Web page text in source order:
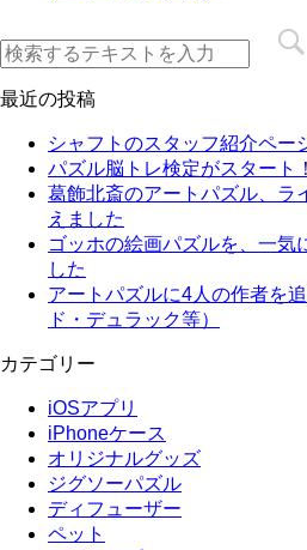
最近の投稿
シャフトのスタッフ紹介ペー
パズル脳トレ検定がスタート！
葛飾北斎のアートパズル、ラ
えました
ゴッホの絵画パズルを、一気
した
アートパズルに4人の作者を
ド・デュラック等）
カテゴリー
iOSアプリ
iPhoneケース
オリジナルグッズ
ジグソーパズル
ディフューザー
ペット